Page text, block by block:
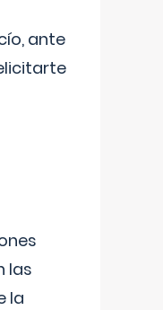
ante
las
la